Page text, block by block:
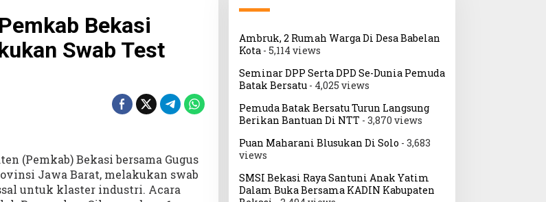
Bekasi
Swab Test
(Pemkab) Bekasi bersama Gugus
Jawa Barat, melakukan swab
untuk klaster industri. Acara
Ambruk, 2 Rumah Warga Di Desa Babelan
Kota- 5,114 views
Seminar DPP Serta DPD Se-Dunia Pemuda
Batak Bersatu- 4,025 views
Pemuda Batak Bersatu Turun Langsung
Berikan Bantuan Di NTT - 3,870 views
Puan Maharani Blusukan Di Solo - 3,683
views
SMSI Bekasi Raya Santuni Anak Yatim
Dalam Buka Bersama KADIN Kabupaten